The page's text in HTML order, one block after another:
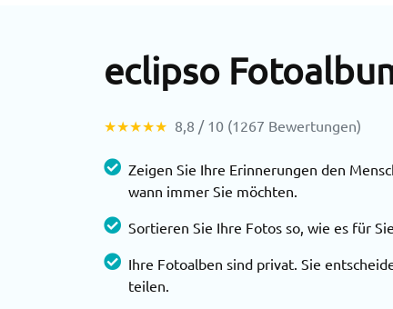
eclipso
★★★★★ 8,8 / 10 (1267 Bewertungen)
Zeigen Sie Ihre Erinnerungen den
wann immer Sie möchten.
Sortieren Sie Ihre Fotos so, wie es für
Ihre Fotoalben sind privat. Sie
teilen.